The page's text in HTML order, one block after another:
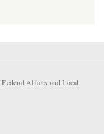
Affairs and Local